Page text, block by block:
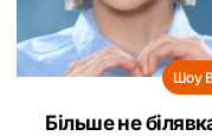
Шоу
Більше не